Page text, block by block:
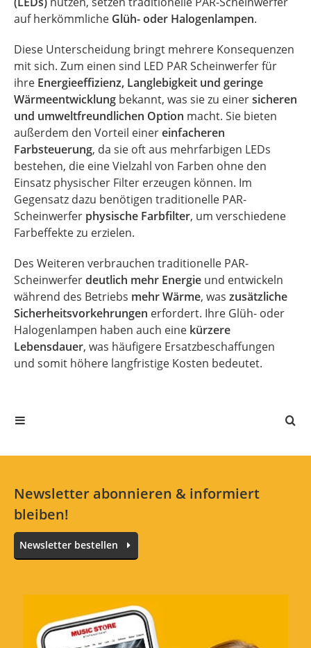
auf herkömmliche Glüh- oder Halogenlampen.
Diese Unterscheidung bringt mehrere Konsequenzen
mit sich. Zum einen sind LED PAR Scheinwerfer für
ihre Energieeffizienz, Langlebigkeit und geringe
Wärmeentwicklung bekannt, was sie zu einersicheren
und umweltfreundlichen Option macht. Sie bieten
außerdem den Vorteil einereinfacheren
Farbsteuerung, da sie oft aus mehrfarbigen LEDs
bestehen, die eine Vielzahl von Farben ohne den
Einsatz physischer Filter erzeugen können. Im
Gegensatz dazu benötigen traditionelle PAR-
Scheinwerfer physische Farbfilter, um verschiedene
Farbeffekte zu erzielen.
Des Weiteren verbrauchen traditionelle PAR-
Scheinwerferdeutlich mehr Energie und entwickeln
während des Betriebs mehr Wärme, was zusätzliche
Sicherheitsvorkehrungen erfordert. Ihre Glüh- oder
Halogenlampen haben auch eine kürzere
Lebensdauer, was häufigere Ersatzbeschaffungen
und somit höhere langfristige Kosten bedeutet.
Newsletter abonnieren & informiert
bleiben!
Newsletter bestellen